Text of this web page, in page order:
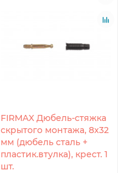
FIRMAX Дюбель-стяжка
скрытого монтажа, 8x32
мм (дюбель сталь +
пластик.втулка), крест. 1
шт.